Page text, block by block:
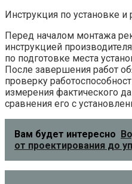
Инструкция по установке и
Перед началом монтажа
инструкцией
по подготовке места
После завершения работ
проверку
измерения фактического
сравнения его с
Вам будет интересно
от проектирования до